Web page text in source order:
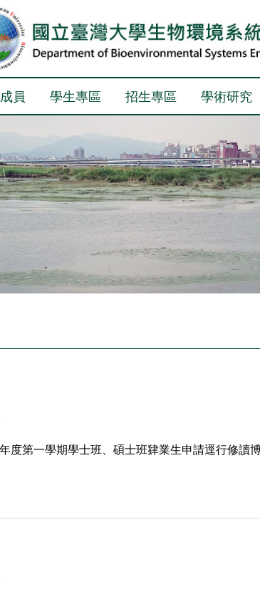
員 學生專區 招生專區 學術研究
度第一學期學士班、碩士班肄業生申請逕行修讀博